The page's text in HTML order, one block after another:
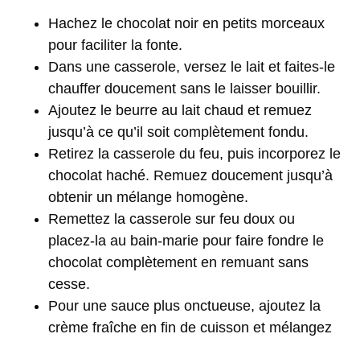
Hachez le chocolat noir en petits morceaux
pour faciliter la fonte.
Dans une casserole, versez le lait et faites-le
chauffer doucement sans le laisser bouillir.
Ajoutez le beurre au lait chaud et remuez
jusqu’à ce qu’il soit complètement fondu.
Retirez la casserole du feu, puis incorporez le
chocolat haché. Remuez doucement jusqu’à
obtenir un mélange homogène.
Remettez la casserole sur feu doux ou
placez-la au bain-marie pour faire fondre le
chocolat complètement en remuant sans
cesse.
Pour une sauce plus onctueuse, ajoutez la
crème fraîche en fin de cuisson et mélangez